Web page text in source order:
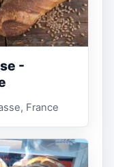
-
France